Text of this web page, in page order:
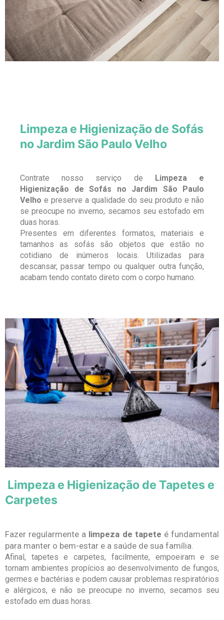
Limpeza e Higienização de Sofás
no Jardim São Paulo Velho
Contrate nosso serviço de Limpeza e
Higienização de Sofás no Jardim São Paulo
Velho e preserve a qualidade do seu produto e não
se preocupe no inverno, secamos seu estofado em
duas horas.
Presentes em diferentes formatos, materiais e
tamanhos as sofás são objetos que estão no
cotidiano de inúmeros locais. Utilizadas para
descansar, passar tempo ou qualquer outra função,
acabam tendo contato direto com o corpo humano.
Limpeza e Higienização de Tapetes e
Carpetes
Fazer regularmente a limpeza de tapete é fundamental
para manter o bem-estar e a saúde de sua família.
Afinal, tapetes e carpetes, facilmente, empoeiram e se
tornam ambientes propícios ao desenvolvimento de fungos,
germes e bactérias e podem causar problemas respiratórios
e alérgicos, e não se preocupe no inverno, secamos seu
estofado em duas horas.